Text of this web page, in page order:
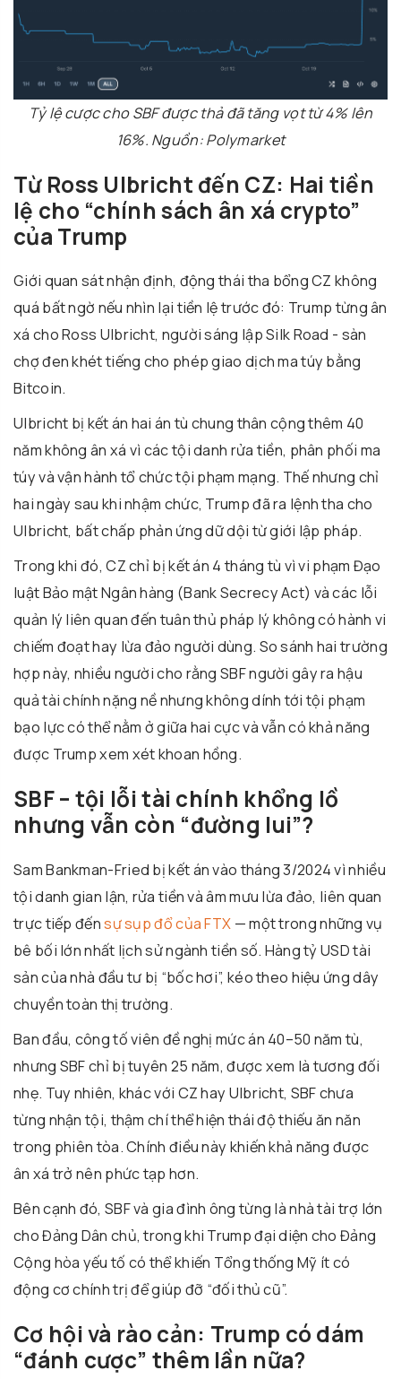
Tỷ lệ cược cho SBF được thả đã tăng vọt từ 4% lên
16%. Nguồn: Polymarket
Từ Ross Ulbricht đến CZ: Hai tiền
lệ cho “chính sách ân xá crypto”
của Trump
Giới quan sát nhận định, động thái tha bổng CZ không
quá bất ngờ nếu nhìn lại tiền lệ trước đó: Trump từng ân
xá cho Ross Ulbricht, người sáng lập Silk Road - sàn
chợ đen khét tiếng cho phép giao dịch ma túy bằng
Bitcoin.
Ulbricht bị kết án hai án tù chung thân cộng thêm 40
năm không ân xá vì các tội danh rửa tiền, phân phối ma
túy và vận hành tổ chức tội phạm mạng. Thế nhưng chỉ
hai ngày sau khi nhậm chức, Trump đã ra lệnh tha cho
Ulbricht, bất chấp phản ứng dữ dội từ giới lập pháp.
Trong khi đó, CZ chỉ bị kết án 4 tháng tù vì vi phạm Đạo
luật Bảo mật Ngân hàng (Bank Secrecy Act) và các lỗi
quản lý liên quan đến tuân thủ pháp lý không có hành vi
chiếm đoạt hay lừa đảo người dùng. So sánh hai trường
hợp này, nhiều người cho rằng SBF người gây ra hậu
quả tài chính nặng nề nhưng không dính tới tội phạm
bạo lực có thể nằm ở giữa hai cực và vẫn có khả năng
được Trump xem xét khoan hồng.
SBF – tội lỗi tài chính khổng lồ
nhưng vẫn còn “đường lui”?
Sam Bankman-Fried bị kết án vào tháng 3/2024 vì nhiều
tội danh gian lận, rửa tiền và âm mưu lừa đảo, liên quan
trực tiếp đếnsự sụp đổ của FTX — một trong những vụ
bê bối lớn nhất lịch sử ngành tiền số. Hàng tỷ USD tài
sản của nhà đầu tư bị “bốc hơi”, kéo theo hiệu ứng dây
chuyền toàn thị trường.
Ban đầu, công tố viên đề nghị mức án 40–50 năm tù,
nhưng SBF chỉ bị tuyên 25 năm, được xem là tương đối
nhẹ. Tuy nhiên, khác với CZ hay Ulbricht, SBF chưa
từng nhận tội, thậm chí thể hiện thái độ thiếu ăn năn
trong phiên tòa. Chính điều này khiến khả năng được
ân xá trở nên phức tạp hơn.
Bên cạnh đó, SBF và gia đình ông từng là nhà tài trợ lớn
cho Đảng Dân chủ, trong khi Trump đại diện cho Đảng
Cộng hòa yếu tố có thể khiến Tổng thống Mỹ ít có
động cơ chính trị để giúp đỡ “đối thủ cũ”.
Cơ hội và rào cản: Trump có dám
“đánh cược” thêm lần nữa?